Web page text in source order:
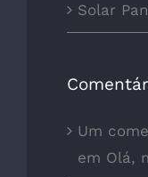
Solar
Um
em Olá,